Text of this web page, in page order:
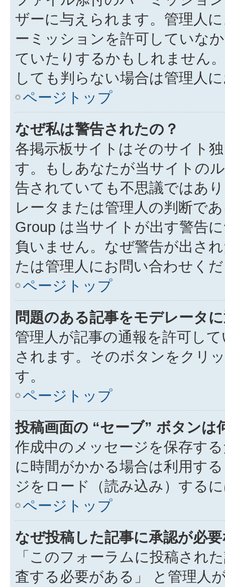
ザーに与えられます。管理人
ーミッションを許可していな
ていたりするかもしれません
しても判らない場合は管理人
ページトップ
なぜ私は警告されたの？
各掲示板サイトはそのサイト
す。もしあなたが当サイトの
告されていても不思議ではあ
レータまたは管理人の判断で
Group は当サイトが出す警告
負いません。なぜ警告が出さ
たは管理人にお問い合わせく
ページトップ
問題のある記事をモデレータ
管理人が記事の通報を許可し
されます。そのボタンをクリ
す。
ページトップ
投稿画面の “セーブ” ボタンは
作成中のメッセージを保存す
に時間がかかる場合は利用す
ジをロード（読み込み）する
ページトップ
なぜ投稿した記事に承認が必
「このフォーラムに投稿され
査する必要がある」 と管理人